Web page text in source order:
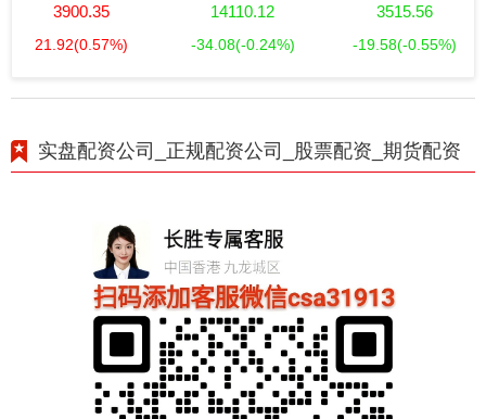
3900.35
21.92(0.57%)
14110.12
-34.08(-0.24%)
3515.56
-19.58(-0.55%)
实盘配资公司_正规配资公司_股票配资_期货配资